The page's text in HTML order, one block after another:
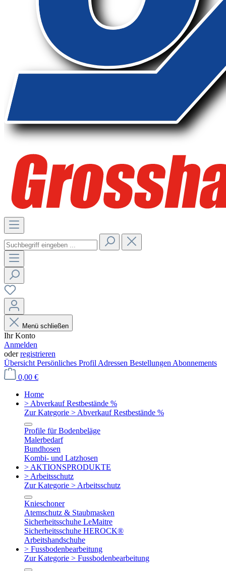
Menü schließen
Ihr Konto
Anmelden
oderregistrieren
Übersicht Persönliches Profil Adressen Bestellungen Abonnements
0,00 €
Home
> Abverkauf Restbestände %
Zur Kategorie > Abverkauf Restbestände %
Profile für Bodenbeläge
Malerbedarf
Bundhosen
Kombi- und Latzhosen
> AKTIONSPRODUKTE
> Arbeitsschutz
Zur Kategorie > Arbeitsschutz
Knieschoner
Atemschutz & Staubmasken
Sicherheitsschuhe LeMaitre
Sicherheitsschuhe HEROCK®
Arbeitshandschuhe
> Fussbodenbearbeitung
Zur Kategorie > Fussbodenbearbeitung